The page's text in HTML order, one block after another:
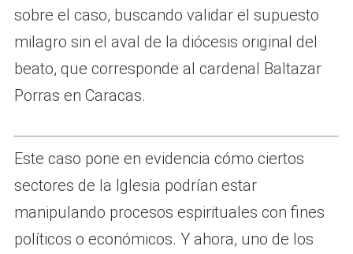
sobre el caso, buscando validar el supuesto
milagro sin el aval de la diócesis original del
beato, que corresponde al cardenal Baltazar
Porras en Caracas.
Este caso pone en evidencia cómo ciertos
sectores de la Iglesia podrían estar
manipulando procesos espirituales con fines
políticos o económicos. Y ahora, uno de los